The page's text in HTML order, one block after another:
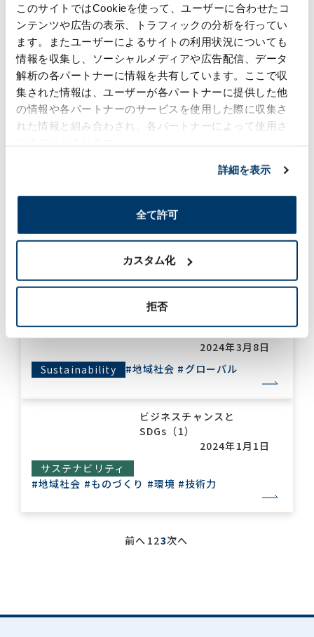
このサイトではCookieを使って、ユーザーに合わせたコ
ンテンツや広告の表示、トラフィックの分析を行ってい
ます。またユーザーによるサイトの利用状況についても
情報を収集し、ソーシャルメディアや広告配信、データ
解析の各パートナーに情報を共有しています。ここで収
集された情報は、ユーザーが各パートナーに提供した他
の情報や各パートナーのサービスを使用した際に収集さ
れた情報と組み合わされ、各パートナーによって使用さ
詳細を表示
全て許可
カスタム化
拒否
森六テクノロジー(インド)
で国際ヨガデーを祝福しヨ
ガに取り組みました
2024年7月10日
サステナビリティ
#地域社会 #グローバル #イベント
森六テクノロジー（アメリ
Sustainability
#グローバル #イベント
森六ケミカルズ（タイ）が
2024年3月8日
Sustainability
#地域社会 #グローバル
ビジネスチャンスと
SDGs（1）
2024年1月1日
サステナビリティ
#地域社会 #ものづくり #環境 #技術力
前へ 123次へ